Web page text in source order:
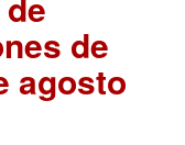
de
agosto